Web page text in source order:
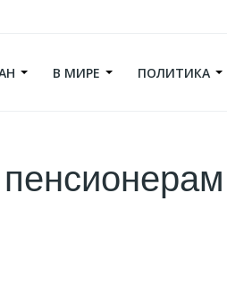
В МИРЕ ПОЛИТИКА